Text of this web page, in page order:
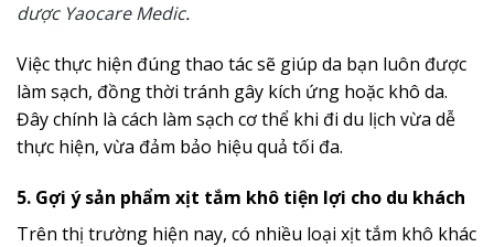
dược Yaocare Medic.
Việc thực hiện đúng thao tác sẽ giúp da bạn luôn được
làm sạch, đồng thời tránh gây kích ứng hoặc khô da.
Đây chính là cách làm sạch cơ thể khi đi du lịch vừa dễ
thực hiện, vừa đảm bảo hiệu quả tối đa.
5. Gợi ý sản phẩm xịt tắm khô tiện lợi cho du khách
Trên thị trường hiện nay, có nhiều loại xịt tắm khô khác